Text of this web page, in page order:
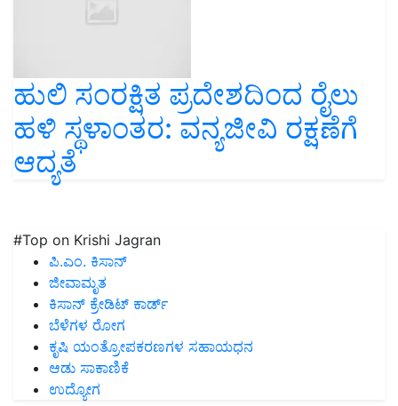
ಹುಲಿ ಸಂರಕ್ಷಿತ ಪ್ರದೇಶದಿಂದ ರೈಲು
ಹಳಿ ಸ್ಥಳಾಂತರ: ವನ್ಯಜೀವಿ ರಕ್ಷಣೆಗೆ
ಆದ್ಯತೆ
#Top on Krishi Jagran
ಪಿ.ಎಂ. ಕಿಸಾನ್
ಜೀವಾಮೃತ
ಕಿಸಾನ್ ಕ್ರೇಡಿಟ್ ಕಾರ್ಡ್
ಬೆಳೆಗಳ ರೋಗ
ಕೃಷಿ ಯಂತ್ರೋಪಕರಣಗಳ ಸಹಾಯಧನ
ಆಡು ಸಾಕಾಣಿಕೆ
ಉದ್ಯೋಗ